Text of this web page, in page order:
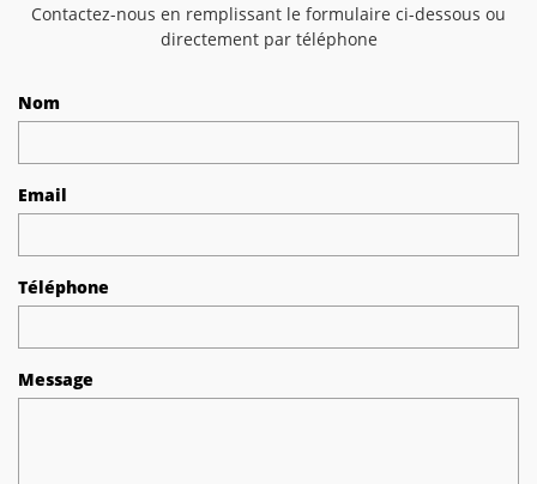
Contactez-nous en remplissant le formulaire ci-dessous ou
directement par téléphone
Nom
Email
Téléphone
Message